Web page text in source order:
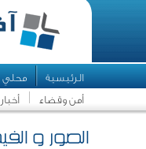
الرئيسية محلي
أمن وقضاء
الصور و